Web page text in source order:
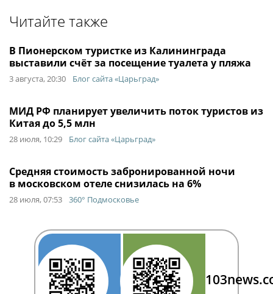
Читайте также
В Пионерском туристке из Калининграда
выставили счёт за посещение туалета у пляжа
3 августа, 20:30 Блог сайта «Царьград»
МИД РФ планирует увеличить поток туристов из
Китая до 5,5 млн
28 июля, 10:29 Блог сайта «Царьград»
Средняя стоимость забронированной ночи
в московском отеле снизилась на 6%
28 июля, 07:53 360° Подмосковье